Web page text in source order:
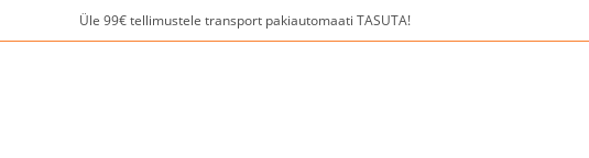
to
Üle 99€ tellimustele transport pakiautomaati TASUTA!